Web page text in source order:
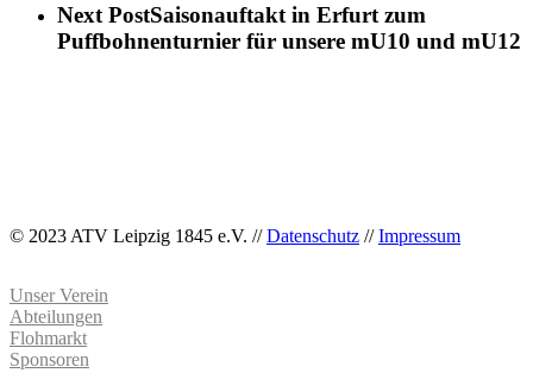
Next PostSaisonauftakt in Erfurt zum
Puffbohnenturnier für unsere mU10 und mU12
© 2023 ATV Leipzig 1845 e.V. //Datenschutz //Impressum
Unser Verein
Abteilungen
Flohmarkt
Sponsoren